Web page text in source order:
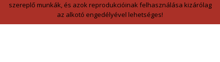
szereplő munkák, és azok reprodukcióinak felhasználása kizárólag
az alkotó engedélyével lehetséges!